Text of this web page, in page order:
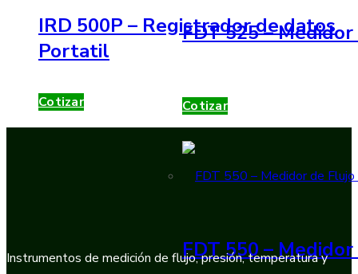
FDT 525 –
Cotizar
FDT 550 –
IRD 500P – Registrador de datos
Portatil
Cotizar
Instrumentos de medición de flujo, presión, temperatura y